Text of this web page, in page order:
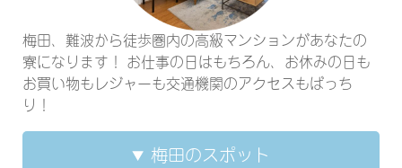
梅田、難波から徒歩圏内の高級マンションがあなたの
寮になります！ お仕事の日はもちろん、お休みの日も
お買い物もレジャーも交通機関のアクセスもばっち
り！
梅田のスポット